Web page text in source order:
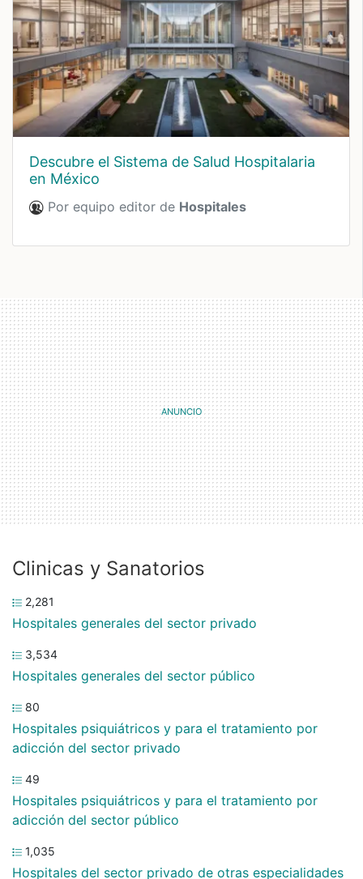
Descubre el Sistema de Salud Hospitalaria
en México
Por equipo editor de Hospitales
Clinicas y Sanatorios
2,281
Hospitales generales del sector privado
3,534
Hospitales generales del sector público
80
Hospitales psiquiátricos y para el tratamiento por
adicción del sector privado
49
Hospitales psiquiátricos y para el tratamiento por
adicción del sector público
1,035
Hospitales del sector privado de otras especialidades